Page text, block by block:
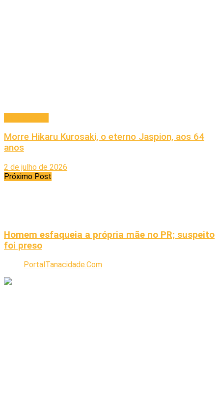
Morre Hikaru Kurosaki, o eterno Jaspion, aos 64
anos
2 de julho de 2026
Próximo Post
Homem esfaqueia a própria mãe no PR; suspeito
foi preso
PortalTanacidade.Com